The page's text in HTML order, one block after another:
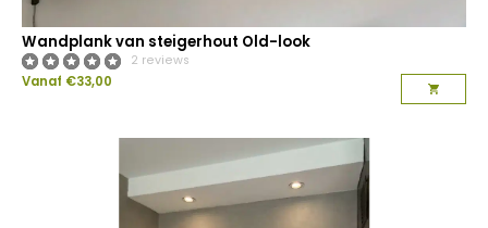
Wandplank van steigerhout Old-look
2 reviews
Vanaf €33,00